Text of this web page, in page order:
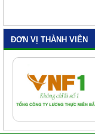
ĐƠN VỊ THÀNH VIÊN